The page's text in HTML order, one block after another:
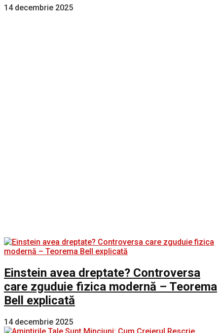
14 decembrie 2025
Einstein avea dreptate? Controversa
care zguduie fizica modernă – Teorema
Bell explicată
14 decembrie 2025